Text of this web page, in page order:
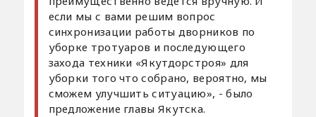
если мы с вами решим вопрос
синхронизации работы дворников по
уборке тротуаров и последующего
захода техники «Якутдорстроя» для
уборки того что собрано, вероятно, мы
сможем улучшить ситуацию», - было
предложение главы Якутска.